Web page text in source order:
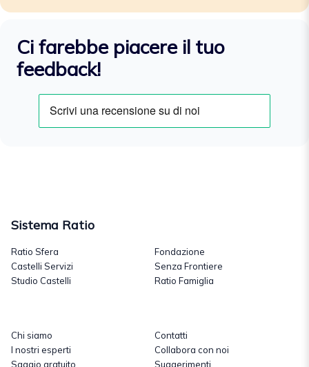
Ci farebbe piacere il tuo
feedback!
Sistema Ratio
Ratio Sfera
Castelli Servizi
Studio Castelli
Fondazione
Senza Frontiere
Ratio Famiglia
Chi siamo
I nostri esperti
Saggio gratuito
Contatti
Collabora con noi
Suggerimenti